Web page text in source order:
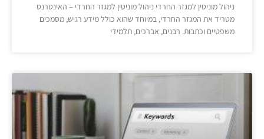
ניהול מוניטין למגזר החרדי ניהול מוניטין למגזר החרדי – האינטרנט
מטריד את המגזר החרדי, במיוחד שהוא כולל מידע רגיש, מסמכים
משפטיים וכתבות. רבנים, אברכים, תלמידי